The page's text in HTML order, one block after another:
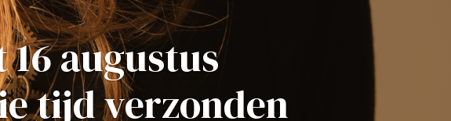
augustus
tijd verzonden